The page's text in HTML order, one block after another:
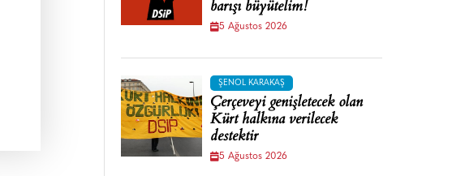
barışı büyütelim!
5 Ağustos 2026
ŞENOL KARAKAŞ
Çerçeveyi genişletecek olan
Kürt halkına verilecek
destektir
5 Ağustos 2026